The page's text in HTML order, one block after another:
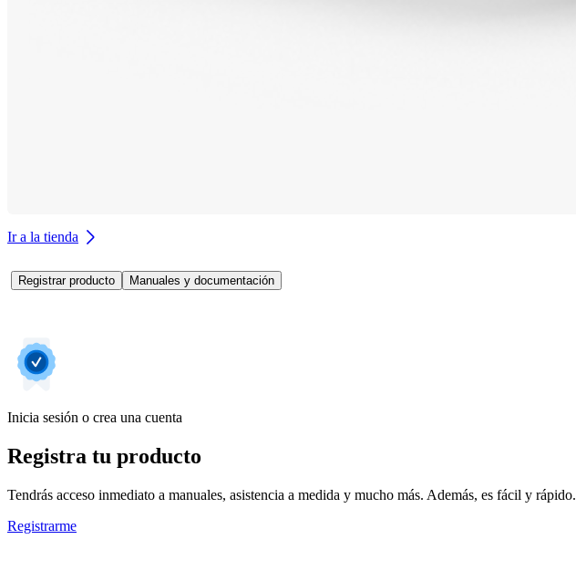
Ir a la tienda
Registrar producto Manuales y documentación
Inicia sesión o crea una cuenta
Registra tu producto
Tendrás acceso inmediato a manuales, asistencia a medida y mucho más. Además, es fácil y rápido.
Registrarme